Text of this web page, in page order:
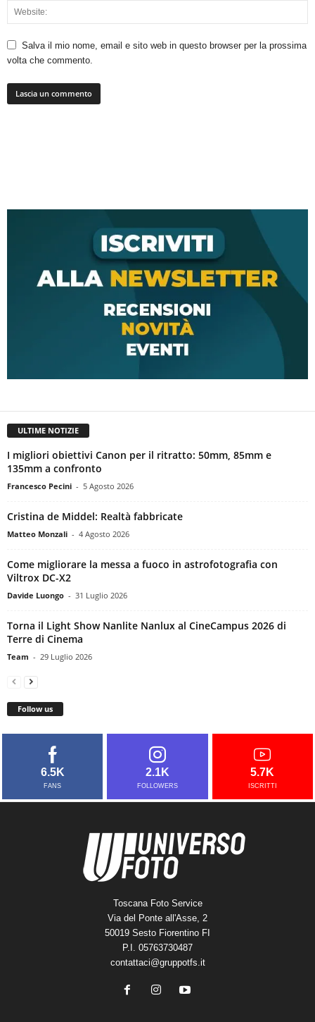
Salva il mio nome, email e sito web in questo browser per la prossima
volta che commento.
ULTIME NOTIZIE
I migliori obiettivi Canon per il ritratto: 50mm, 85mm e
135mm a confronto
Francesco Pecini - 5 Agosto 2026
Cristina de Middel: Realtà fabbricate
Matteo Monzali - 4 Agosto 2026
Come migliorare la messa a fuoco in astrofotografia con
Viltrox DC-X2
Davide Luongo - 31 Luglio 2026
Torna il Light Show Nanlite Nanlux al CineCampus 2026 di
Terre di Cinema
Team - 29 Luglio 2026
Follow us
6.5K
FANS
2.1K
FOLLOWERS
5.7K
ISCRITTI
Toscana Foto Service
Via del Ponte all'Asse, 2
50019 Sesto Fiorentino FI
P.I. 05763730487
contattaci@gruppotfs.it